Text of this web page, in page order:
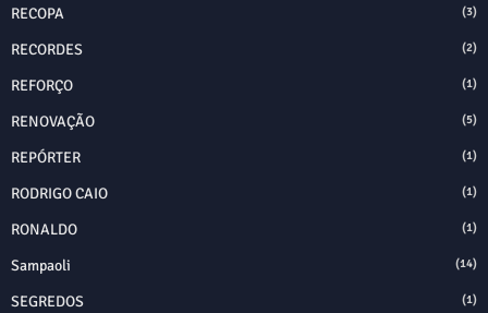
RECOPA (3)
RECORDES (2)
REFORÇO (1)
RENOVAÇÃO (5)
REPÓRTER (1)
RODRIGO CAIO (1)
RONALDO (1)
Sampaoli (14)
SEGREDOS (1)